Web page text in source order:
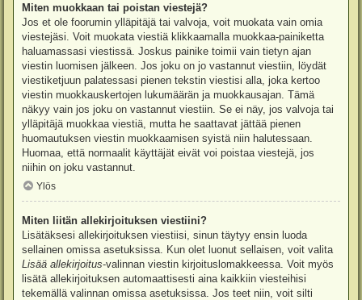
Miten muokkaan tai poistan viestejä?
Jos et ole foorumin ylläpitäjä tai valvoja, voit muokata vain omia
viestejäsi. Voit muokata viestiä klikkaamalla muokkaa-painiketta
haluamassasi viestissä. Joskus painike toimii vain tietyn ajan
viestin luomisen jälkeen. Jos joku on jo vastannut viestiin, löydät
viestiketjuun palatessasi pienen tekstin viestisi alla, joka kertoo
viestin muokkauskertojen lukumäärän ja muokkausajan. Tämä
näkyy vain jos joku on vastannut viestiin. Se ei näy, jos valvoja tai
ylläpitäjä muokkaa viestiä, mutta he saattavat jättää pienen
huomautuksen viestin muokkaamisen syistä niin halutessaan.
Huomaa, että normaalit käyttäjät eivät voi poistaa viestejä, jos
niihin on joku vastannut.
Ylös
Miten liitän allekirjoituksen viestiini?
Lisätäksesi allekirjoituksen viestiisi, sinun täytyy ensin luoda
sellainen omissa asetuksissa. Kun olet luonut sellaisen, voit valita
Lisää allekirjoitus-valinnan viestin kirjoituslomakkeessa. Voit myös
lisätä allekirjoituksen automaattisesti aina kaikkiin viesteihisi
tekemällä valinnan omissa asetuksissa. Jos teet niin, voit silti